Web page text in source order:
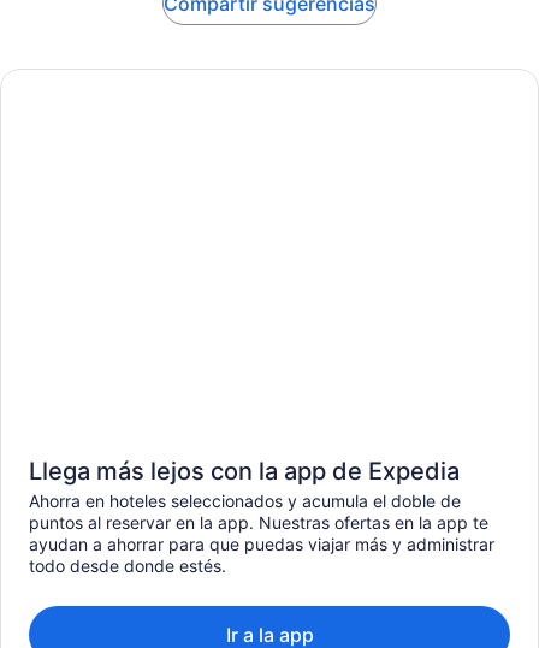
Llega más lejos con la app de Expedia
Ahorra en hoteles seleccionados y acumula el doble de
puntos al reservar en la app. Nuestras ofertas en la app te
ayudan a ahorrar para que puedas viajar más y administrar
todo desde donde estés.
Ir a la app